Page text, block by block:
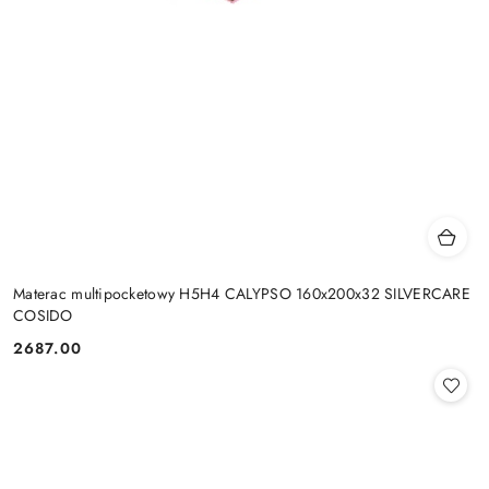
Materac multipocketowy H5H4 CALYPSO 160x200x32 SILVERCARE
COSIDO
Cena:
2687.00